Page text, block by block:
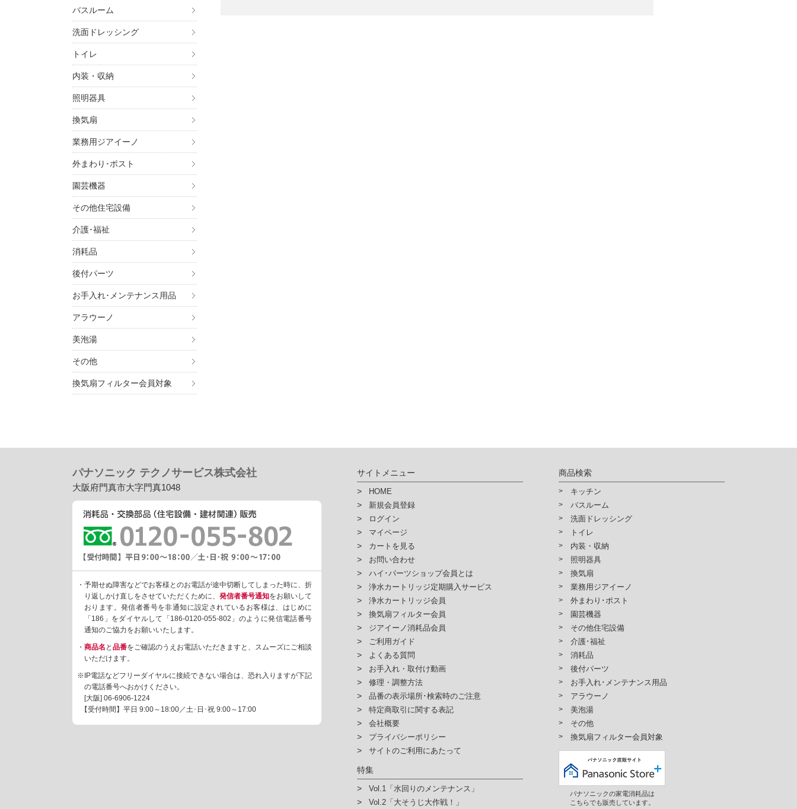
バスルーム
洗面ドレッシング
トイレ
内装・収納
照明器具
換気扇
業務用ジアイーノ
外まわり･ポスト
園芸機器
その他住宅設備
介護･福祉
消耗品
後付パーツ
お手入れ･メンテナンス用品
アラウーノ
美泡湯
その他
換気扇フィルター会員対象
パナソニック テクノサービス株式会社
大阪府門真市大字門真1048
・予期せぬ障害などでお客様とのお電話が途中切断してしまった時に、折
り返しかけ直しをさせていただくために、 発信者番号通知をお願いして
おります。発信者番号を非通知に設定されているお客様は、はじめに
「186」をダイヤルして「186-0120-055-802」のように発信電話番号
通知のご協力をお願いいたします。
・ 商品名 と 品番をご確認のうえお電話いただきますと、スムーズにご相談
いただけます。
※IP電話などフリーダイヤルに接続できない場合は、恐れ入りますが下記
の電話番号へおかけください。
[大阪] 06-6906-1224
【受付時間】平日 9:00～18:00／土･日･祝 9:00～17:00
サイトメニュー
HOME
新規会員登録
ログイン
マイページ
カートを見る
お問い合わせ
ハイ･パーツショップ会員とは
浄水カートリッジ定期購入サービス
浄水カートリッジ会員
換気扇フィルター会員
ジアイーノ消耗品会員
ご利用ガイド
よくある質問
お手入れ・取付け動画
修理・調整方法
品番の表示場所･検索時のご注意
特定商取引に関する表記
会社概要
プライバシーポリシー
サイトのご利用にあたって
特集
Vol.1「水回りのメンテナンス」
Vol.2「大そうじ大作戦！」
商品検索
キッチン
バスルーム
洗面ドレッシング
トイレ
内装・収納
照明器具
換気扇
業務用ジアイーノ
外まわり･ポスト
園芸機器
その他住宅設備
介護･福祉
消耗品
後付パーツ
お手入れ･メンテナンス用品
アラウーノ
美泡湯
その他
換気扇フィルター会員対象
パナソニックの家電消耗品は
こちらでも販売しています。